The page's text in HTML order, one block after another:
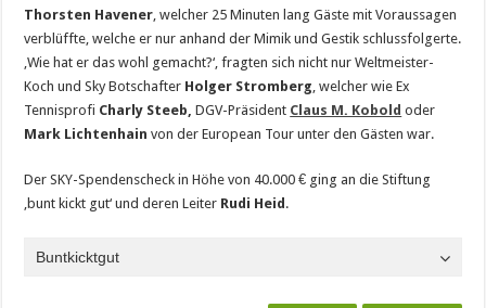
Thorsten Havener , welcher 25 Minuten lang Gäste mit Voraussagen
verblüffte, welche er nur anhand der Mimik und Gestik schlussfolgerte.
‚Wie hat er das wohl gemacht?‘, fragten sich nicht nur Weltmeister-
Koch und Sky Botschafter Holger Stromberg , welcher wie Ex
Tennisprofi Charly Steeb, DGV-Präsident Claus M. Kobold oder
Mark Lichtenhain von der European Tour unter den Gästen war.
Der SKY-Spendenscheck in Höhe von 40.000 € ging an die Stiftung
‚bunt kickt gut‘ und deren Leiter Rudi Heid .
Buntkicktgut